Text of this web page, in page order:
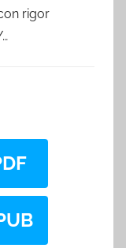
rigor